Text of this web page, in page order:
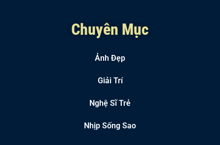
Chuyên Mục
Ảnh Đẹp
Giải Trí
Nghệ Sĩ Trẻ
Nhịp Sống Sao